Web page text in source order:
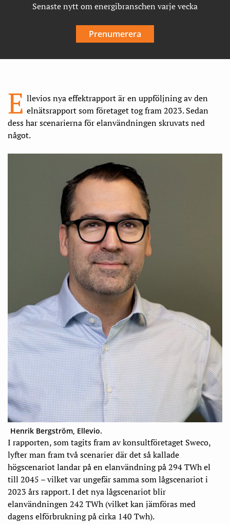
Senaste nytt om energibranschen varje vecka
Prenumerera
E llevios nya effektrapport är en uppföljning av den
elnätsrapport som företaget tog fram 2023. Sedan
dess har scenarierna för elanvändningen skruvats ned
något.
Henrik Bergström, Ellevio.
I rapporten, som tagits fram av konsultföretaget Sweco,
lyfter man fram två scenarier där det så kallade
högscenariot landar på en elanvändning på 294 TWh el
till 2045 – vilket var ungefär samma som lågscenariot i
2023 års rapport. I det nya lågscenariot blir
elanvändningen 242 TWh (vilket kan jämföras med
dagens elförbrukning på cirka 140 Twh).